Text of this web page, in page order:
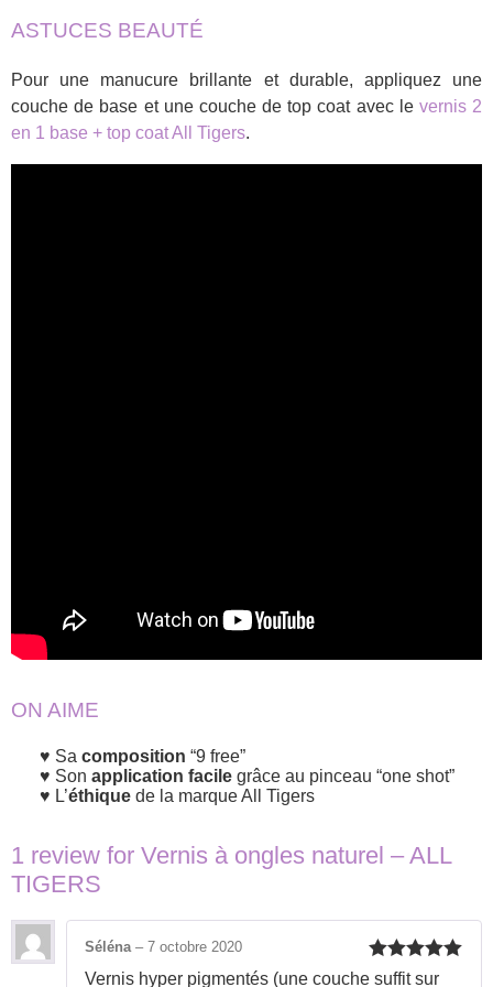
ASTUCES BEAUTÉ
Pour une manucure brillante et durable, appliquez une
couche de base et une couche de top coat avec le vernis 2
en 1 base + top coat All Tigers.
ON AIME
Sa composition “9 free”
Son application facile grâce au pinceau “one shot”
L’éthique de la marque All Tigers
1 review for Vernis à ongles naturel – ALL
TIGERS
Rated5out
Séléna – 7 octobre 2020
Vernis hyper pigmentés (une couche suffit sur